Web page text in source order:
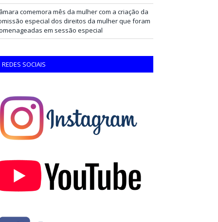
comemora mês da mulher com a criação da
especial dos direitos da mulher que foram
em sessão especial
REDES SOCIAIS